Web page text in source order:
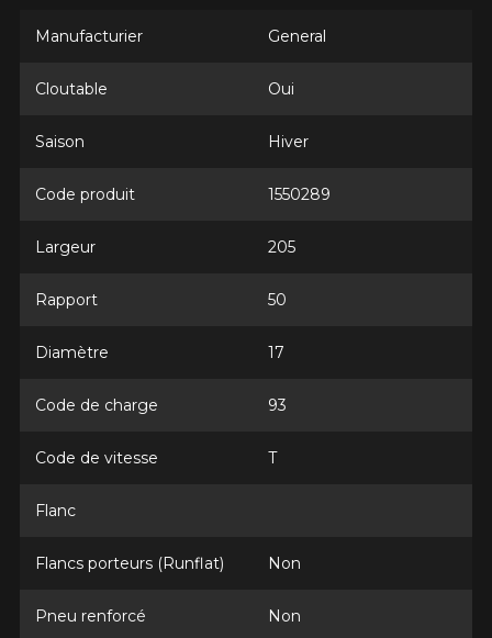
Manufacturier General
Cloutable Oui
Saison Hiver
Code produit 1550289
Largeur 205
Rapport 50
Diamètre 17
Code de charge 93
Code de vitesse T
Flanc
Flancs porteurs (Runflat) Non
Pneu renforcé Non
Courriel
Votre véhicule
KM parcourus